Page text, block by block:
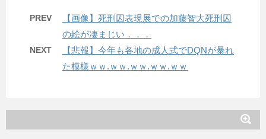
PREV
【画像】死刑囚表現展での加藤智大死刑囚
の絵が凄まじい．．．
NEXT
【悲報】今年も各地の成人式でDQNが暴れ
た模様ｗｗ.ｗｗ.ｗｗ.ｗｗ.ｗｗ